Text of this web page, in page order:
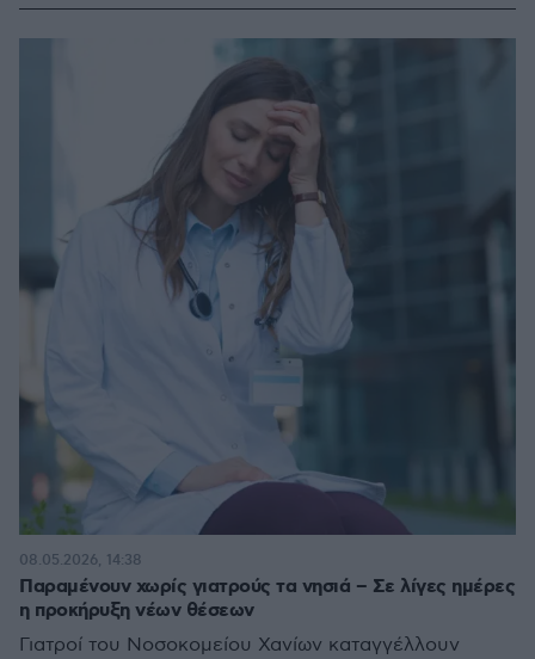
Παραμένουν χωρίς γιατρούς τα νησιά – Σε λίγες ημέρες
η προκήρυξη νέων θέσεων
Γιατροί του Νοσοκομείου Χανίων καταγγέλλουν
08.05.2026, 14:38